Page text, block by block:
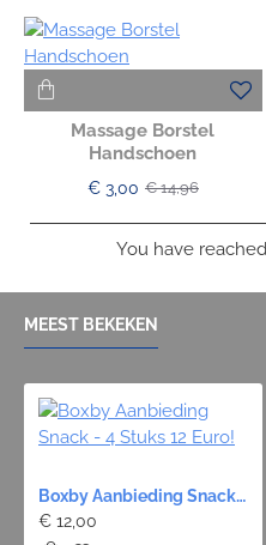
Massage Borstel
Handschoen
€ 3,00 € 14,96
You have
MEEST BEKEKEN
Boxby Aanbieding Snack - 4 Stuks 12 Euro!
€ 12,00